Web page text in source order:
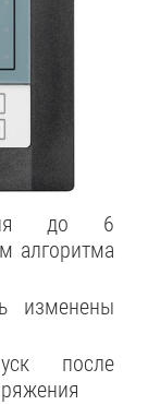
до 6
алгоритма
изменены
после